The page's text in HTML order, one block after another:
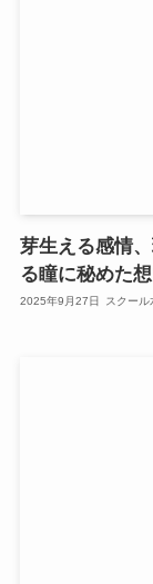
芽生える感情
る瞳に秘めた
2025年9月27日 スクール